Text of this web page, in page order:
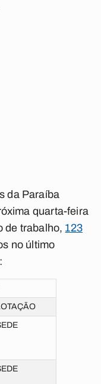
da Paraíba
quarta-feira
de trabalho, 123
no último